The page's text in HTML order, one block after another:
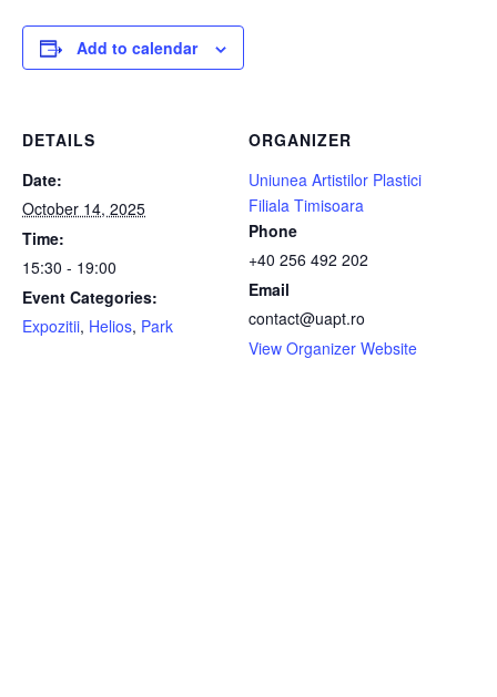
Add to calendar
DETAILS
Date:
October 14, 2025
Time:
15:30 - 19:00
Event Categories:
Expozitii, Helios, Park
ORGANIZER
Uniunea Artistilor Plastici
Filiala Timisoara
Phone
+40 256 492 202
Email
contact@uapt.ro
View Organizer Website